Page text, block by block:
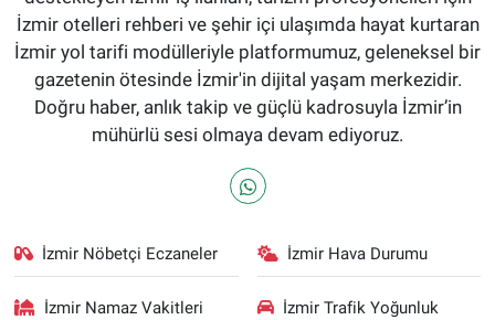
İzmir otelleri rehberi ve şehir içi ulaşımda hayat kurtaran
İzmir yol tarifi modülleriyle platformumuz, geleneksel bir
gazetenin ötesinde İzmir'in dijital yaşam merkezidir.
Doğru haber, anlık takip ve güçlü kadrosuyla İzmir’in
mühürlü sesi olmaya devam ediyoruz.
İzmir Nöbetçi Eczaneler İzmir Hava Durumu
İzmir Namaz Vakitleri
İzmir Trafik Yoğunluk